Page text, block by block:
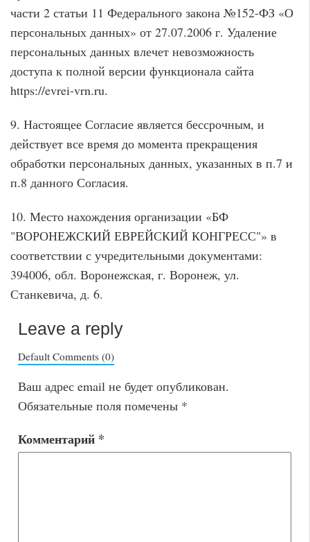
части 2 статьи 11 Федерального закона №152-ФЗ «О
персональных данных» от 27.07.2006 г. Удаление
персональных данных влечет невозможность
доступа к полной версии функционала сайта
https://evrei-vrn.ru.
9. Настоящее Согласие является бессрочным, и
действует все время до момента прекращения
обработки персональных данных, указанных в п.7 и
п.8 данного Согласия.
10. Место нахождения организации «БФ
"ВОРОНЕЖСКИЙ ЕВРЕЙСКИЙ КОНГРЕСС"» в
соответствии с учредительными документами:
394006, обл. Воронежская, г. Воронеж, ул.
Станкевича, д. 6.
Leave a reply
Default Comments (0)
Ваш адрес email не будет опубликован.
Обязательные поля помечены *
Комментарий *